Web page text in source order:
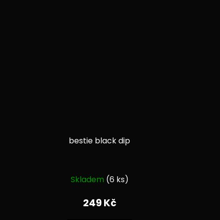
bestie black dip
hodnocení
produktu
Skladem (6 ks)
249 Kč